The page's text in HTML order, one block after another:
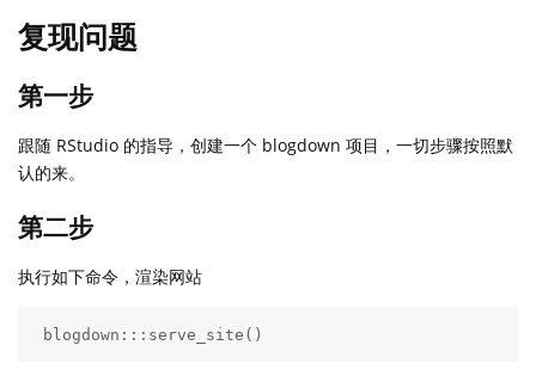
复现问题
第一步
跟随 RStudio 的指导，创建一个 blogdown 项目，一切步骤按照默
认的来。
第二步
执行如下命令，渲染网站
blogdown:::serve_site()